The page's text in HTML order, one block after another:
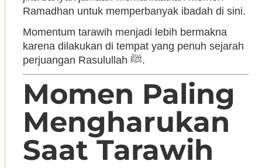
Ramadhan untuk memperbanyak ibadah di sini.
Momentum tarawih menjadi lebih bermakna
karena dilakukan di tempat yang penuh sejarah
perjuangan Rasulullah ﷺ.
Momen Paling
Mengharukan
Saat Tarawih